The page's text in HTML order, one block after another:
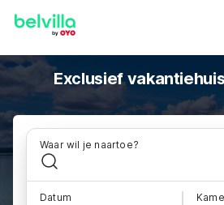
Exclusief
Waar wil je naartoe?
Datum